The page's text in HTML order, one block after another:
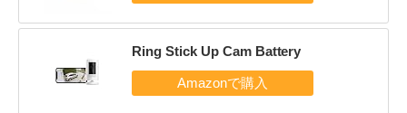
Ring Stick Up Cam Battery